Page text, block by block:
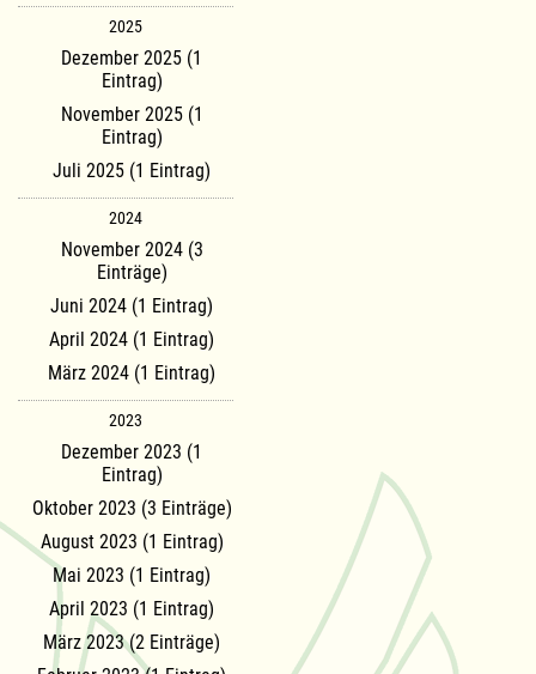
2025
Dezember 2025 (1
Eintrag)
November 2025 (1
Eintrag)
Juli 2025 (1 Eintrag)
2024
November 2024 (3
Einträge)
Juni 2024 (1 Eintrag)
April 2024 (1 Eintrag)
März 2024 (1 Eintrag)
2023
Dezember 2023 (1
Eintrag)
Oktober 2023 (3 Einträge)
August 2023 (1 Eintrag)
Mai 2023 (1 Eintrag)
April 2023 (1 Eintrag)
März 2023 (2 Einträge)